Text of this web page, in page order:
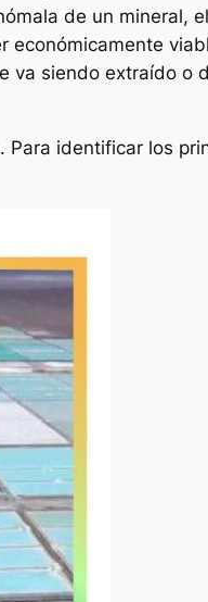
de un mineral,
económicamente
va siendo extraído o
identificar los